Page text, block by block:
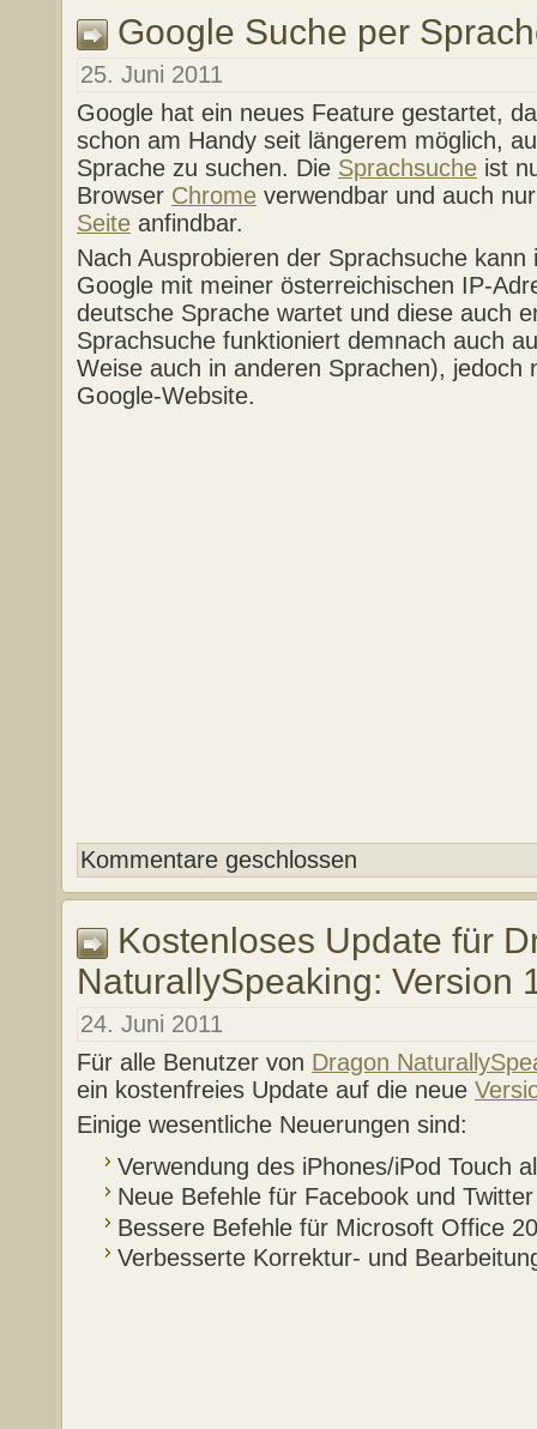
Google Suche per
25. Juni 2011
Google hat ein neues Feature gestartet,
schon am Handy seit längerem möglich,
Sprache zu suchen. Die Sprachsuche ist
Browser Chrome verwendbar und auch
Seite anfindbar.
Nach Ausprobieren der Sprachsuche
Google mit meiner österreichischen IP-
deutsche Sprache wartet und diese auch
Sprachsuche funktioniert demnach auch
Weise auch in anderen Sprachen), jedoch
Google-Website.
Kommentare geschlossen
Kostenloses Update für
NaturallySpeaking: Version
24. Juni 2011
Für alle Benutzer von Dragon
ein kostenfreies Update auf die neue
Einige wesentliche Neuerungen sind:
Verwendung des iPhones/iPod Touch
Neue Befehle für Facebook und Twitter
Bessere Befehle für Microsoft Office
Verbesserte Korrektur- und